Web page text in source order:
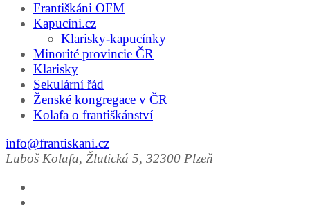
Františkáni OFM
Kapucíni.cz
Klarisky-kapucínky
Minorité provincie ČR
Klarisky
Sekulární řád
Ženské kongregace v ČR
Kolafa o františkánství
info@frantiskani.cz
Luboš Kolafa, Žlutická 5, 32300 Plzeň